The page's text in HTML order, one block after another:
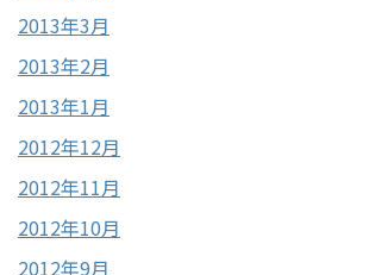
2013年3月
2013年2月
2013年1月
2012年12月
2012年11月
2012年10月
2012年9月